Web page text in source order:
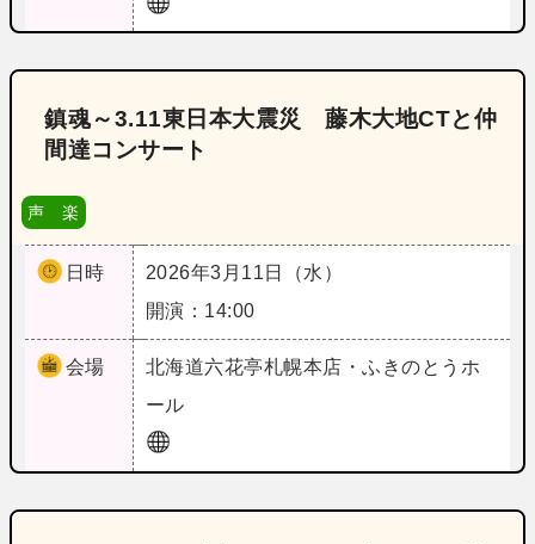
鎮魂～3.11東日本大震災 藤木大地CTと仲
間達コンサート
声 楽
日時
2026年3月11日（水）
開演：14:00
会場 北海道六花亭札幌本店・ふきのとうホ
ール